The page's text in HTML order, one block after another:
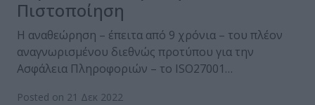
Πιστοποίηση
Η αναθεώρηση – έπειτα από 9 χρόνια – του πλέον
αναγνωρισμένου διεθνώς προτύπου για την
Ασφάλεια Πληροφοριών – το ISO27001…
Posted on 21 Δεκ 2022